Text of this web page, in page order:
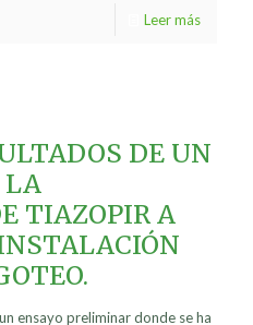
Leer más
DE UN
LA
TIAZOPIR A
ensayo preliminar donde se ha